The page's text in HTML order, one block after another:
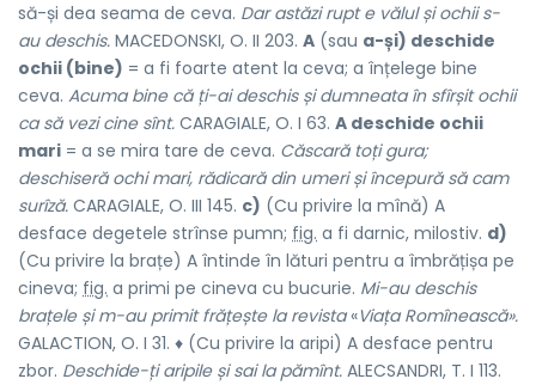
să-și dea seama de ceva. Dar astăzi rupt e vălul și ochii s-
au deschis. MACEDONSKI, O. II 203. A (sau a-și) deschide
ochii (bine) = a fi foarte atent la ceva; a înțelege bine
ceva. Acuma bine că ți-ai deschis și dumneata în sfîrșit ochii
ca să vezi cine sînt. CARAGIALE, O. I 63. A deschide ochii
mari = a se mira tare de ceva. Căscară toți gura;
deschiseră ochi mari, rădicară din umeri și începură să cam
surîză. CARAGIALE, O. III 145. c) (Cu privire la mînă) A
desface degetele strînse pumn; fig. a fi darnic, milostiv. d)
(Cu privire la brațe) A întinde în lături pentru a îmbrățișa pe
cineva; fig. a primi pe cineva cu bucurie. Mi-au deschis
brațele și m-au primit frățește la revista«Viața Romînească».
GALACTION, O. I 31. ♦ (Cu privire la aripi) A desface pentru
zbor. Deschide-ți aripile și sai la pămînt. ALECSANDRI, T. I 113.